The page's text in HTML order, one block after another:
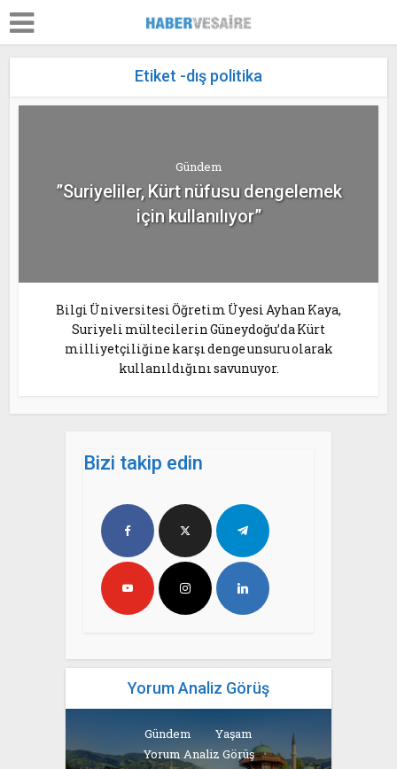
Etiket -dış politika
Gündem
”Suriyeliler, Kürt nüfusu dengelemek
için kullanılıyor”
Bilgi Üniversitesi Öğretim Üyesi Ayhan Kaya,
Suriyeli mültecilerin Güneydoğu’da Kürt
milliyetçiliğine karşı denge unsuru olarak
kullanıldığını savunuyor.
Bizi takip edin
Yorum Analiz Görüş
Gündem
Yaşam
Yorum Analiz Görüş